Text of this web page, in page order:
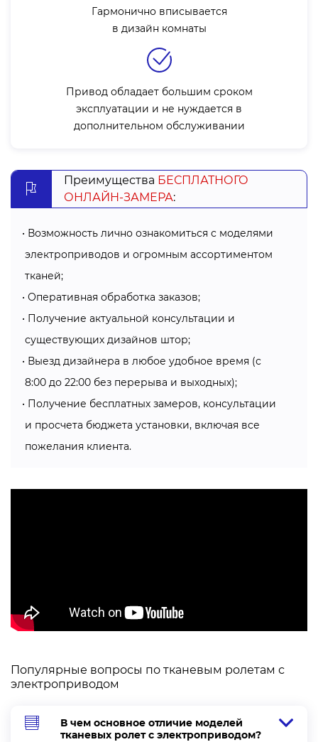
Гармонично вписывается
в дизайн комнаты
Привод обладает большим сроком
эксплуатации и не нуждается в
дополнительном обслуживании
Преимущества БЕСПЛАТНОГО
ОНЛАЙН-ЗАМЕРА:
Возможность лично ознакомиться с моделями
электроприводов и огромным ассортиментом
тканей;
Оперативная обработка заказов;
Получение актуальной консультации и
существующих дизайнов штор;
Выезд дизайнера в любое удобное время (с
8:00 до 22:00 без перерыва и выходных);
Получение бесплатных замеров, консультации
и просчета бюджета установки, включая все
пожелания клиента.
Популярные вопросы по тканевым ролетам с
электроприводом
В чем основное отличие моделей
тканевых ролет с электроприводом?